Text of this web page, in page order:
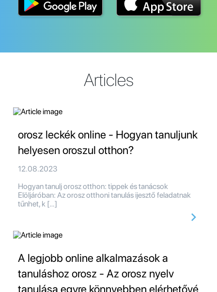
Articles
orosz leckék online - Hogyan tanuljunk
helyesen oroszul otthon?
12.08.2023
Hogyan tanulj orosz otthon: tippek és tanácsok
Elöljáróban: Az orosz otthoni tanulás ijesztő feladatnak
tűnhet, k […]
A legjobb online alkalmazások a
tanuláshoz orosz - Az orosz nyelv
tanulása egyre könnyebben elérhetővé